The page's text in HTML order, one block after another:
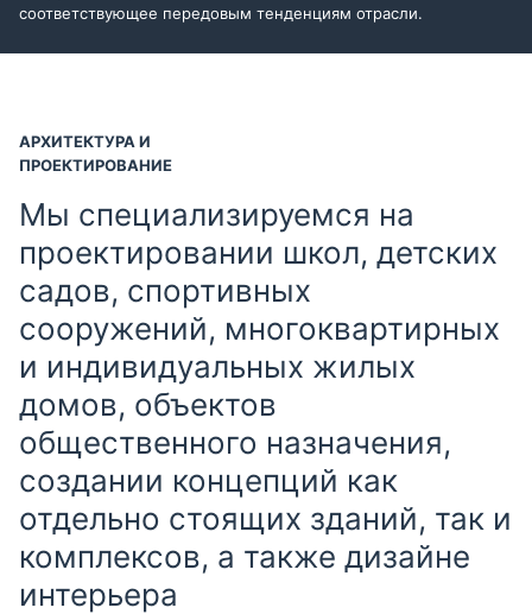
соответствующее передовым тенденциям отрасли.
АРХИТЕКТУРА И
ПРОЕКТИРОВАНИЕ
Мы специализируемся на
проектировании школ, детских
садов, спортивных
сооружений, многоквартирных
и индивидуальных жилых
домов, объектов
общественного назначения,
создании концепций как
отдельно стоящих зданий, так и
комплексов, а также дизайне
интерьера